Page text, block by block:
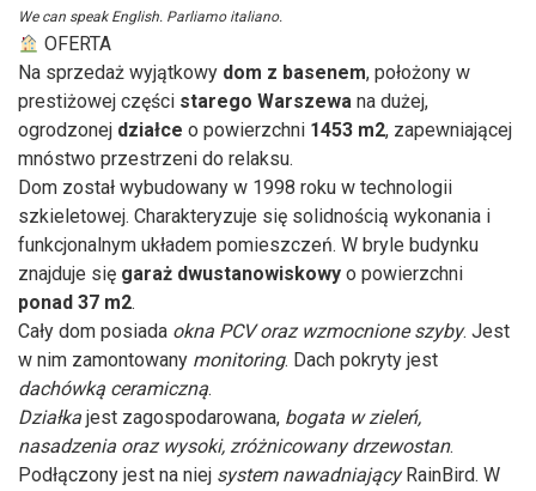
We can speak English. Parliamo italiano.
OFERTA
Na sprzedaż wyjątkowy dom z basenem, położony w
prestiżowej części starego Warszewa na dużej,
ogrodzonej działce o powierzchni 1453 m2, zapewniającej
mnóstwo przestrzeni do relaksu.
Dom został wybudowany w 1998 roku w technologii
szkieletowej. Charakteryzuje się solidnością wykonania i
funkcjonalnym układem pomieszczeń. W bryle budynku
znajduje się garaż dwustanowiskowy o powierzchni
ponad 37 m2.
Cały dom posiada okna PCV oraz wzmocnione szyby. Jest
w nim zamontowany monitoring. Dach pokryty jest
dachówką ceramiczną.
Działka jest zagospodarowana, bogata w zieleń,
nasadzenia oraz wysoki, zróżnicowany drzewostan.
Podłączony jest na niej system nawadniającyRainBird. W